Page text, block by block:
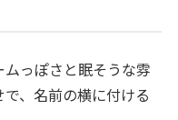
っぽさと眠そうな雰
、名前の横に付ける